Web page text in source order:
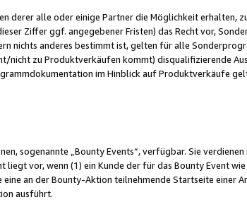
derer alle oder einige Partner die Möglichkeit erhalten,
Ziffer ggf. angegebener Fristen) das Recht vor,
nichts anderes bestimmt ist, gelten für alle
zu Produktverkäufen kommt) disqualifizierende
im Hinblick auf Produktverkäufe
sogenannte „Bounty Events“, verfügbar. Sie verdienen
vor, wenn (1) ein Kunde der für das Bounty Event
an der Bounty-Aktion teilnehmende Startseite einer
ausführt.